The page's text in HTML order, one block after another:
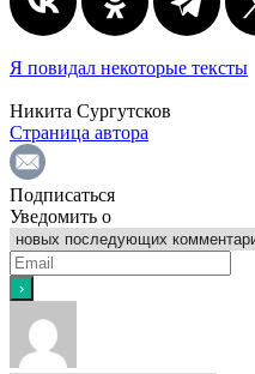
Я повидал некоторые тексты
Никита Сургутсков
Страница автора
Подписаться
Уведомить о